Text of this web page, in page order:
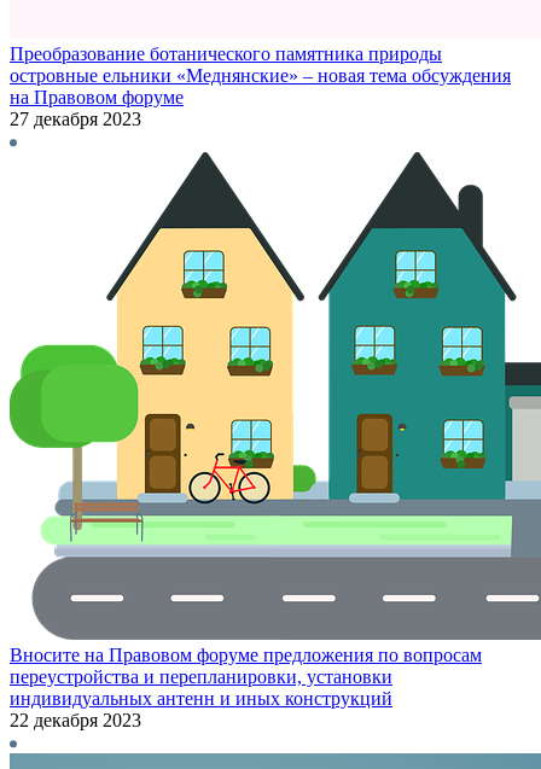
Преобразование ботанического памятника природы
островные ельники «Меднянские» – новая тема обсуждения
на Правовом форуме
27 декабря 2023
Вносите на Правовом форуме предложения по вопросам
переустройства и перепланировки, установки
индивидуальных антенн и иных конструкций
22 декабря 2023